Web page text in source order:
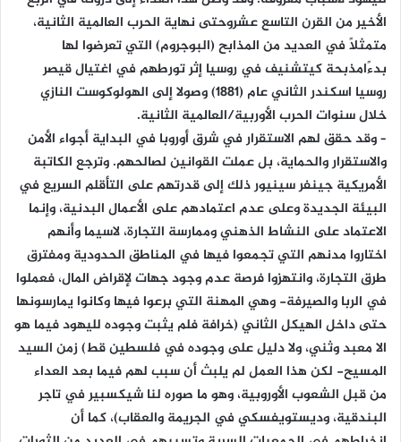
الأخير من القرن التاسع عشروحتى نهاية الحرب العالمية الثانية،
متمثلاً في العديد من المذابح (البوجروم) التي تعرضوا لها
بدءًامذبحة كيتشنيف في روسيا إثر تورطهم في اغتيال قيصر
روسيا اسكندر الثاني عام (1881) وصولا إلى الهولوكوست النازي
خلال سنوات الحرب الأوربية/العالمية الثانية.
– وقد حقق لهم الاستقرار في شرق أوروبا في البداية أجواء الأمن
والاستقرار والحماية، بل عملت القوانين لصالحهم. وترجع الكاتبة
الأمريكية جينفر سينيور ذلك إلى قدرتهم على التأقلم السريع في
البيئة الجديدة وعلى عدم اعتمادهم على الأعمال البدنية، وإنما
الاعتماد على النشاط الذهني وممارسة التجارة، لاسيما وأنهم
اختاروا مدنهم التي تجمعوا فيها في المناطق الحدودية ومفترق
طرق التجارة، وانتهزوا فرصة عدم وجود جهات لإقراض المال، فعملوا
في الربا والصيرفة- وهي المهنة التي برعوا فيها وكانوا يمارسونها
حتى داخل الهيكل الثاني (خرافة فلم يثبت وجوده لليهود فيما هو
الا معبد وثني، ولا دليل على وجوده في فلسطين قط) زمن السيد
المسيح- لكن هذا العمل لم يلبث أن سبب لهم فيما بعد العداء
من قبل الشعوب الأوروبية، وهو ما صوره لنا شيكسبير في تاجر
البندقية، وديستويفسكي في الجريمة والعقاب)، كما أن